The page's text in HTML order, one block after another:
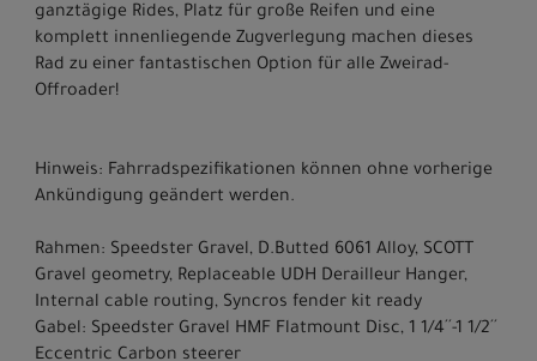
ganztägige Rides, Platz für große Reifen und eine
komplett innenliegende Zugverlegung machen dieses
Rad zu einer fantastischen Option für alle Zweirad-
Offroader!
Hinweis: Fahrradspezifikationen können ohne vorherige
Ankündigung geändert werden.
Rahmen: Speedster Gravel, D.Butted 6061 Alloy, SCOTT
Gravel geometry, Replaceable UDH Derailleur Hanger,
Internal cable routing, Syncros fender kit ready
Gabel: Speedster Gravel HMF Flatmount Disc, 1 1/4´´-1 1/2´´
Eccentric Carbon steerer